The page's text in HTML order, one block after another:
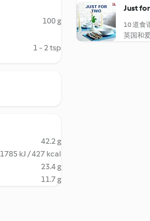
100 g
1 - 2 tsp
42.2 g
1785 kJ / 427 kcal
23.4 g
11.7 g
Just
10 道食
英国和